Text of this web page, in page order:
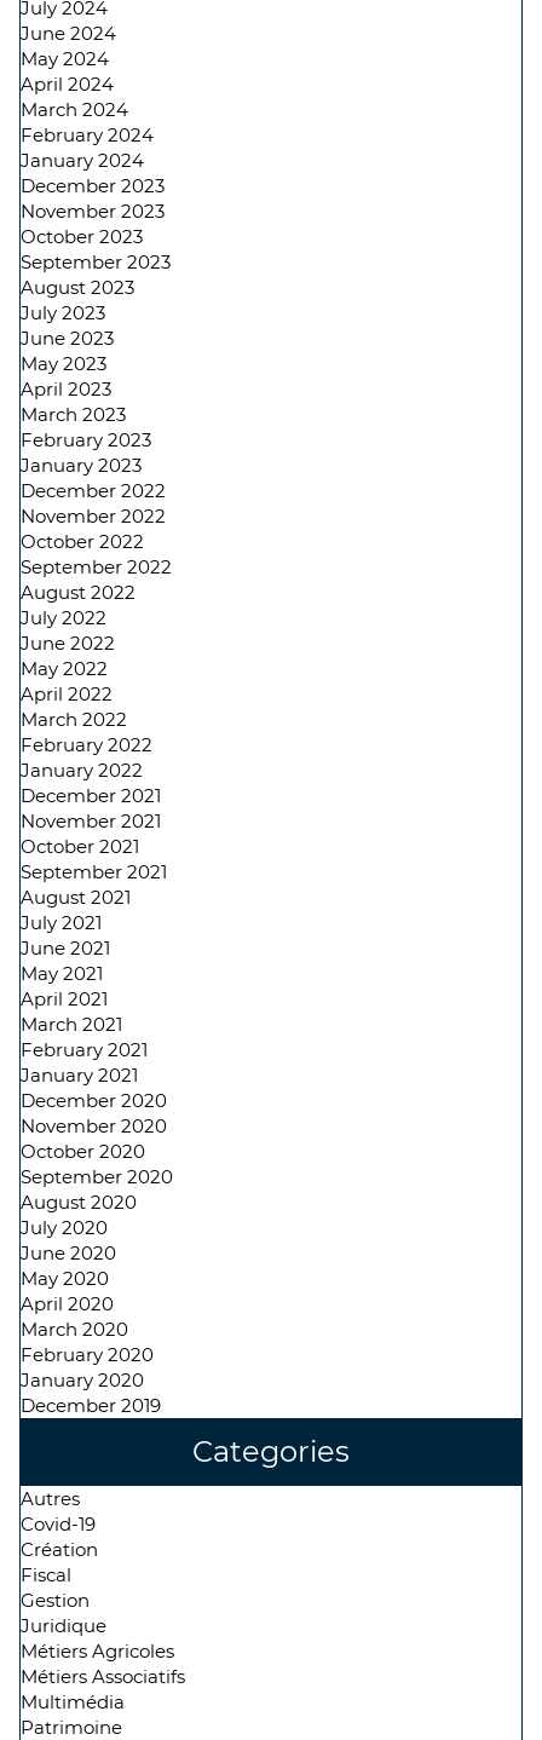
July 2024
June 2024
May 2024
April 2024
March 2024
February 2024
January 2024
December 2023
November 2023
October 2023
September 2023
August 2023
July 2023
June 2023
May 2023
April 2023
March 2023
February 2023
January 2023
December 2022
November 2022
October 2022
September 2022
August 2022
July 2022
June 2022
May 2022
April 2022
March 2022
February 2022
January 2022
December 2021
November 2021
October 2021
September 2021
August 2021
July 2021
June 2021
May 2021
April 2021
March 2021
February 2021
January 2021
December 2020
November 2020
October 2020
September 2020
August 2020
July 2020
June 2020
May 2020
April 2020
March 2020
February 2020
January 2020
December 2019
Categories
Autres
Covid-19
Création
Fiscal
Gestion
Juridique
Métiers Agricoles
Métiers Associatifs
Multimédia
Patrimoine